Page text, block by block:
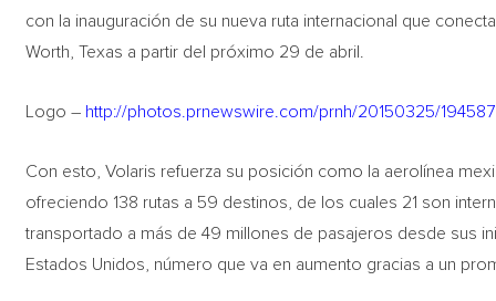
con la inauguración de su nueva ruta internacional que
Worth, Texas a partir del próximo 29 de abril.
Logo – http://photos.prnewswire.com/prnh/20150325/
Con esto, Volaris refuerza su posición como la aerolínea
ofreciendo 138 rutas a 59 destinos, de los cuales 21 son
transportado a más de 49 millones de pasajeros desde sus
Estados Unidos, número que va en aumento gracias a un